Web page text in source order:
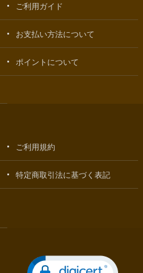
ご利用ガイド
お支払い方法について
ポイントについて
ご利用規約
特定商取引法に基づく表記